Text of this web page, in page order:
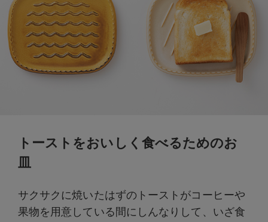
トーストをおいしく食べるためのお
皿
サクサクに焼いたはずのトーストがコーヒーや
果物を用意している間にしんなりして、いざ食